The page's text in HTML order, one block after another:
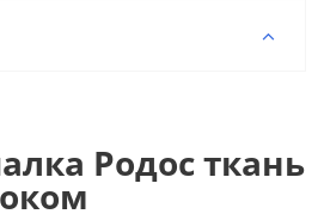
Родос ткань